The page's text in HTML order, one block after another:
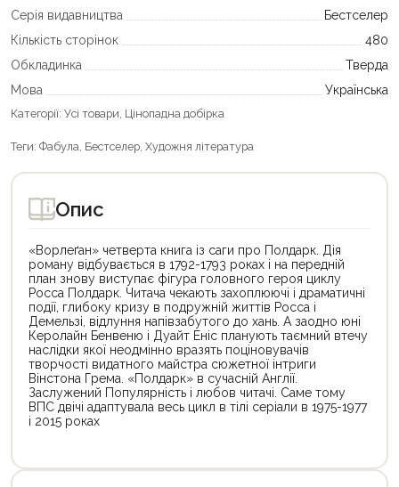
Серія видавництва
Бестселер
Кількість сторінок
480
Обкладинка
Тверда
Мова
Українська
Категорії: Усі товари, Цінопадна добірка
Теги: Фабула, Бестселер, Художня література
Опис
«Ворлеґан» четверта книга із саги про Полдарк. Дія
роману відбувається в 1792-1793 роках і на передній
план знову виступає фігура головного героя циклу
Росса Полдарк. Читача чекають захоплюючі і драматичні
події, глибоку кризу в подружній життів Росса і
Демельзі, відлуння напівзабутого до хань. А заодно юні
Керолайн Бенвеню і Дуайт Еніс планують таємний втечу
наслідки якої неодмінно вразять поціновувачів
творчості видатного майстра сюжетної інтриги
Вінстона Грема. «Полдарк» в сучасній Англії.
Заслужений Популярність і любов читачі. Саме тому
ВПС двічі адаптувала весь цикл в тілі серіали в 1975-1977
і 2015 роках
товар
товар